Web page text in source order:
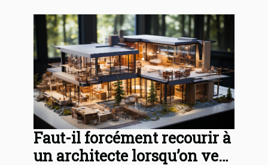
Faut-il forcément recourir à
un architecte lorsqu’on veut